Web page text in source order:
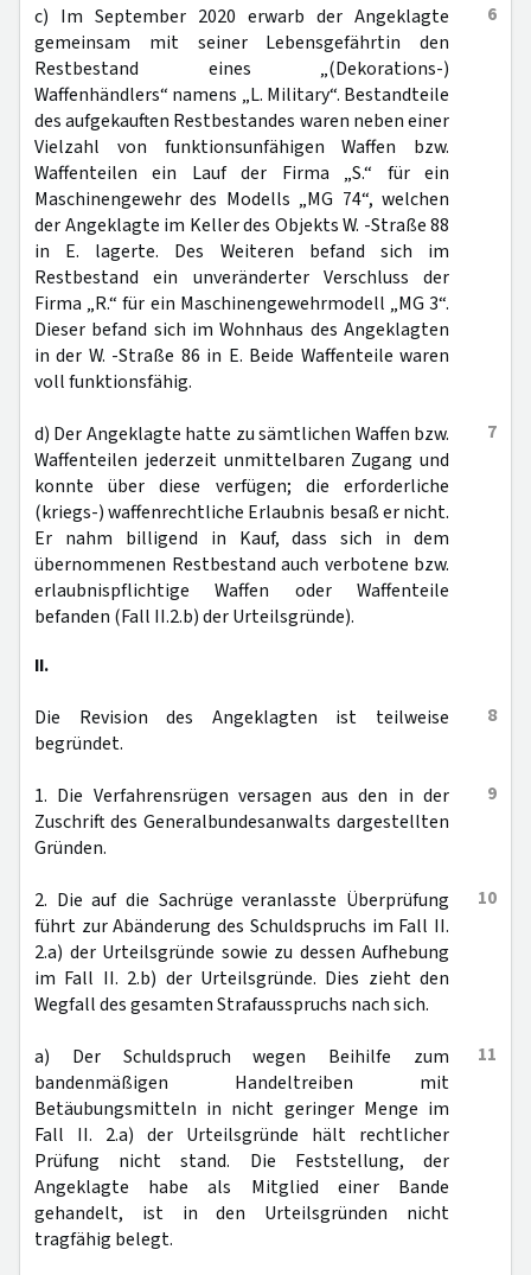
6
c) Im September 2020 erwarb der Angeklagte
gemeinsam mit seiner Lebensgefährtin den
Restbestand eines „(Dekorations-)
Waffenhändlers“ namens „L. Military“. Bestandteile
des aufgekauften Restbestandes waren neben einer
Vielzahl von funktionsunfähigen Waffen bzw.
Waffenteilen ein Lauf der Firma „S.“ für ein
Maschinengewehr des Modells „MG 74“, welchen
der Angeklagte im Keller des Objekts W. -Straße 88
in E. lagerte. Des Weiteren befand sich im
Restbestand ein unveränderter Verschluss der
Firma „R.“ für ein Maschinengewehrmodell „MG 3“.
Dieser befand sich im Wohnhaus des Angeklagten
in der W. -Straße 86 in E. Beide Waffenteile waren
voll funktionsfähig.
7
d) Der Angeklagte hatte zu sämtlichen Waffen bzw.
Waffenteilen jederzeit unmittelbaren Zugang und
konnte über diese verfügen; die erforderliche
(kriegs-) waffenrechtliche Erlaubnis besaß er nicht.
Er nahm billigend in Kauf, dass sich in dem
übernommenen Restbestand auch verbotene bzw.
erlaubnispflichtige Waffen oder Waffenteile
befanden (Fall II.2.b) der Urteilsgründe).
II.
8
Die Revision des Angeklagten ist teilweise
begründet.
9
1. Die Verfahrensrügen versagen aus den in der
Zuschrift des Generalbundesanwalts dargestellten
Gründen.
10
2. Die auf die Sachrüge veranlasste Überprüfung
führt zur Abänderung des Schuldspruchs im Fall II.
2.a) der Urteilsgründe sowie zu dessen Aufhebung
im Fall II. 2.b) der Urteilsgründe. Dies zieht den
Wegfall des gesamten Strafausspruchs nach sich.
11
a) Der Schuldspruch wegen Beihilfe zum
bandenmäßigen Handeltreiben mit
Betäubungsmitteln in nicht geringer Menge im
Fall II. 2.a) der Urteilsgründe hält rechtlicher
Prüfung nicht stand. Die Feststellung, der
Angeklagte habe als Mitglied einer Bande
gehandelt, ist in den Urteilsgründen nicht
tragfähig belegt.